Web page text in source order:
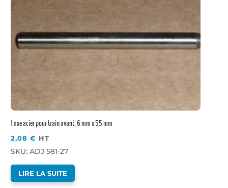
1 axe acier pour train avant, 6 mm x 55 mm
2,08€ HT
SKU: ADJ 581-27
LIRE LA SUITE